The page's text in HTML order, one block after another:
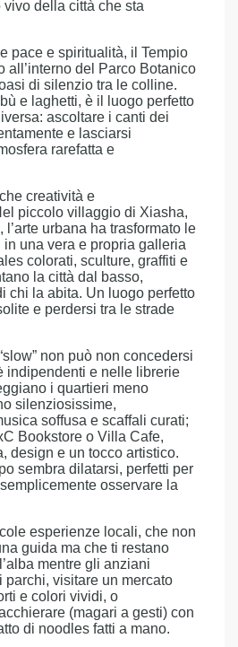
vivo della città che sta
pace e spiritualità, il Tempio
all’interno del Parco Botanico
di silenzio tra le colline.
e laghetti, è il luogo perfetto
ascoltare i canti dei
e lasciarsi
rarefatta e
creatività e
piccolo villaggio di Xiasha,
l’arte urbana ha trasformato le
una vera e propria galleria
colorati, sculture, graffiti e
la città dal basso,
chi la abita. Un luogo perfetto
e perdersi tra le strade
non può non concedersi
indipendenti e nelle librerie
i quartieri meno
silenziosissime,
soffusa e scaffali curati;
Bookstore o Villa Cafe,
design e un tocco artistico.
sembra dilatarsi, perfetti per
osservare la
esperienze locali, che non
guida ma che ti restano
mentre gli anziani
parchi, visitare un mercato
e colori vividi, o
(magari a gesti) con
di noodles fatti a mano.